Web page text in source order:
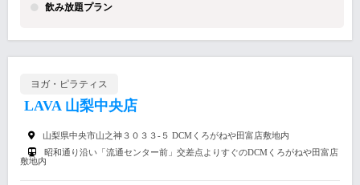
飲み放題プラン
ヨガ・ピラティス
LAVA 山梨中央店
山梨県中央市山之神３０３３‐５ DCMくろがねや田富店敷地内
昭和通り沿い「流通センター前」交差点よりすぐのDCMくろがねや田富店
敷地内